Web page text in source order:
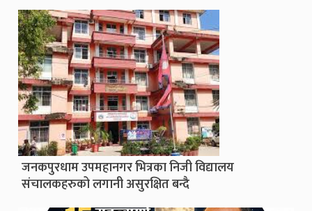
जनकपुरधाम उपमहानगर भित्रका निजी विद्यालय
संचालकहरुको लगानी असुरक्षित बन्दै